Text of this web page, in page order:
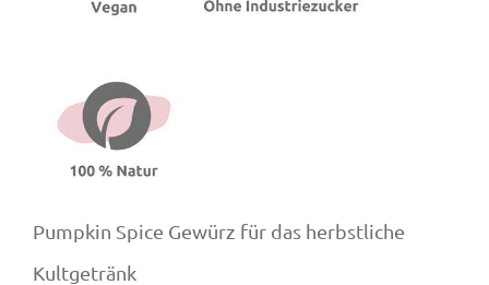
Pumpkin Spice Gewürz für das herbstliche
Kultgetränk